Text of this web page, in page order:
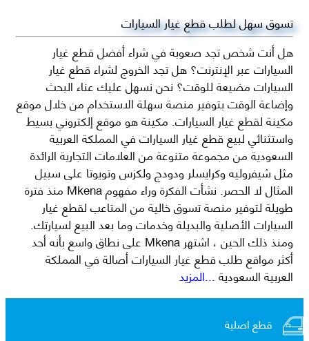
تسوق سهل لطلب قطع غيار السيارات
هل أنت شخص تجد صعوبة في شراء أفضل قطع غيار
السيارات عبر الإنترنت؟ هل تجد الخروج لشراء قطع غيار
السيارات مضيعة للوقت؟ نحن نسهل عليك عناء البحث
وإضاعة الوقت بتوفير منصة سهلة الاستخدام من خلال موقع
مكينة لقطع غيار السيارات. مكينة هو موقع إلكتروني بسيط
واستثنائي لبيع قطع غيار السيارات في المملكة العربية
السعودية من مجموعة متنوعة من العلامات التجارية الرائدة
مثل شيفروليه وكرايسلر ودودج ولكزس وتويوتا على سبيل
المثال لا الحصر. نشأت الفكرة وراء مفهوم Mkena منذ فترة
طويلة لتوفير منصة تسوق خالية من المتاعب لقطع غيار
السيارات الأصلية والبديلة وخدمات وما بعد البيع لسيارتك.
ومنذ ذلك الحين ، اشتهر Mkena على نطاق واسع بأنه أحد
أكثر مواقع طلب قطع غيار السيارات أصالة في المملكة
العربية السعودية...المزيد
قطع اصلية